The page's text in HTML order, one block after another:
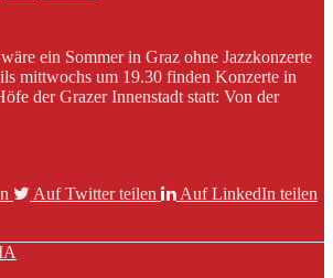
ein Sommer in Graz ohne Jazzkonzerte
mittwochs um 19.30 finden Konzerte in
der Grazer Innenstadt statt: Von der
Auf Twitter teilen
Auf LinkedIn teilen